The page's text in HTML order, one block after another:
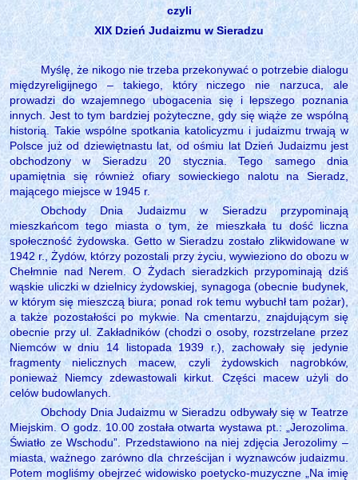
czyli
XIX Dzień Judaizmu w Sieradzu
Myślę, że nikogo nie trzeba przekonywać o potrzebie dialogu
międzyreligijnego – takiego, który niczego nie narzuca, ale
prowadzi do wzajemnego ubogacenia się i lepszego poznania
innych. Jest to tym bardziej pożyteczne, gdy się wiąże ze wspólną
historią. Takie wspólne spotkania katolicyzmu i judaizmu trwają w
Polsce już od dziewiętnastu lat, od ośmiu lat Dzień Judaizmu jest
obchodzony w Sieradzu 20 stycznia. Tego samego dnia
upamiętnia się również ofiary sowieckiego nalotu na Sieradz,
mającego miejsce w 1945 r.
Obchody Dnia Judaizmu w Sieradzu przypominają
mieszkańcom tego miasta o tym, że mieszkała tu dość liczna
społeczność żydowska. Getto w Sieradzu zostało zlikwidowane w
1942 r., Żydów, którzy pozostali przy życiu, wywieziono do obozu w
Chełmnie nad Nerem. O Żydach sieradzkich przypominają dziś
wąskie uliczki w dzielnicy żydowskiej, synagoga (obecnie budynek,
w którym się mieszczą biura; ponad rok temu wybuchł tam pożar),
a także pozostałości po mykwie. Na cmentarzu, znajdującym się
obecnie przy ul. Zakładników (chodzi o osoby, rozstrzelane przez
Niemców w dniu 14 listopada 1939 r.), zachowały się jedynie
fragmenty nielicznych macew, czyli żydowskich nagrobków,
ponieważ Niemcy zdewastowali kirkut. Części macew użyli do
celów budowlanych.
Obchody Dnia Judaizmu w Sieradzu odbywały się w Teatrze
Miejskim. O godz. 10.00 została otwarta wystawa pt.: „Jerozolima.
Światło ze Wschodu”. Przedstawiono na niej zdjęcia Jerozolimy –
miasta, ważnego zarówno dla chrześcijan i wyznawców judaizmu.
Potem mogliśmy obejrzeć widowisko poetycko-muzyczne „Na imię